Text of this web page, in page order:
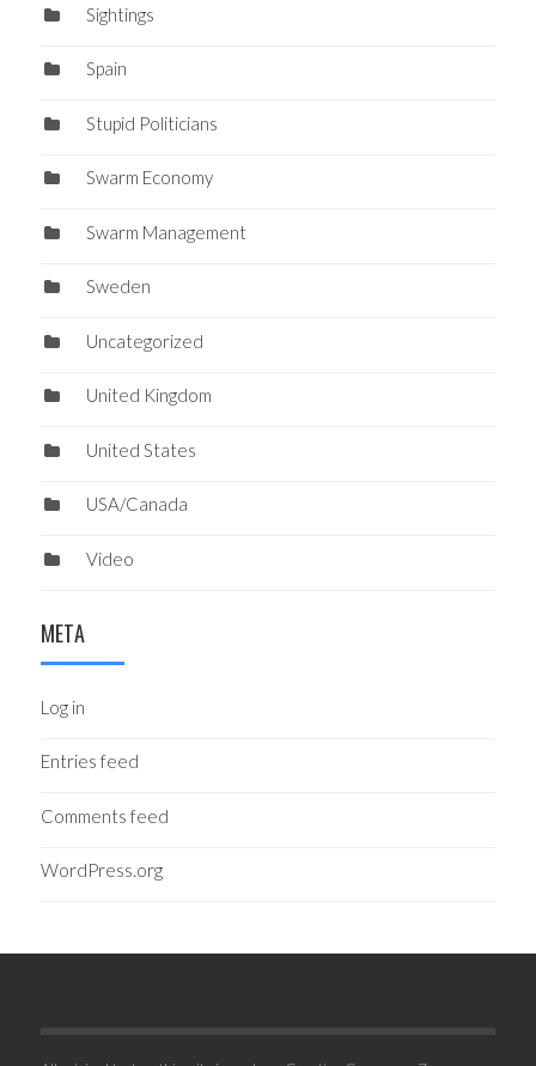
Sightings
Spain
Stupid Politicians
Swarm Economy
Swarm Management
Sweden
Uncategorized
United Kingdom
United States
USA/Canada
Video
META
Log in
Entries feed
Comments feed
WordPress.org